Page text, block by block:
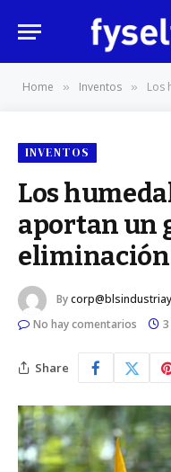
Home » Inventos » Los
INVENTOS
Los
aportan un
eliminación
By
No hay comentarios
Share